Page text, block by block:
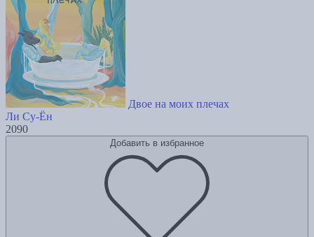
Двое на моих плечах
Ли Су-Ён
2090
Добавить в избранное